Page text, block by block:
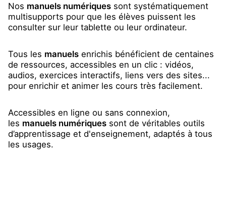
Nos manuels numériques sont systématiquement
multisupports pour que les élèves puissent les
consulter sur leur tablette ou leur ordinateur.
Tous les manuels enrichis bénéficient de centaines
de ressources, accessibles en un clic : vidéos,
audios, exercices interactifs, liens vers des sites...
pour enrichir et animer les cours très facilement.
Accessibles en ligne ou sans connexion,
les manuels numériques sont de véritables outils
d’apprentissage et d'enseignement, adaptés à tous
les usages.